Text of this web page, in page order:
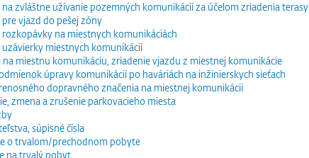
na zvláštne užívanie pozemných komunikácií za účelom zriadenia terasy
pre vjazd do pešej zóny
rozkopávky na miestnych komunikáciách
uzávierky miestnych komunikácií
na miestnu komunikáciu, zriadenie vjazdu z miestnej komunikácie
úpravy komunikácií po haváriách na inžinierskych sieťach
dopravného značenia na miestnej komunikácii
zmena a zrušenie parkovacieho miesta
súpisné čísla
o trvalom/prechodnom pobyte
na trvalý pobyt